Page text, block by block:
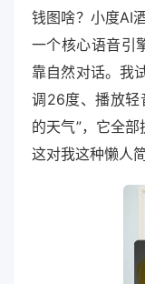
钱图啥？小度AI
一个核心语音引
靠自然对话。我
调26度、播放轻
的天气”，它全部
这对我这种懒人